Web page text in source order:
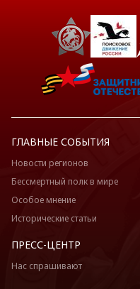
ГЛАВНЫЕ СОБЫТИЯ
Новости регионов
Бессмертный полк в мире
Особое мнение
Исторические статьи
ПРЕСС-ЦЕНТР
Нас спрашивают